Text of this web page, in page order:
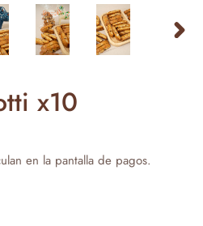
x10
en la pantalla de pagos.